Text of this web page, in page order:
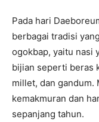
Pada hari
berbagai tradisi
ogokbap, yaitu nasi
bijian seperti beras
millet, dan gandum.
kemakmuran dan
sepanjang tahun.